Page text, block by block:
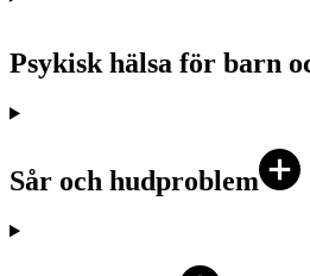
Psykisk hälsa för barn
Sår och hudproblem